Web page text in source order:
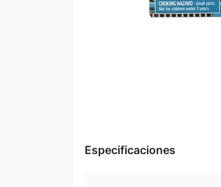
Especificaciones